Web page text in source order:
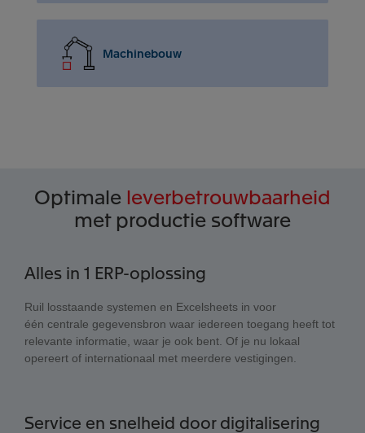
Machinebouw
Optimale leverbetrouwbaarheid
met productie software
Alles in 1 ERP-oplossing
Ruil losstaande systemen en Excelsheets in voor
één centrale gegevensbron waar iedereen toegang heeft tot
relevante informatie, waar je ook bent. Of je nu lokaal
opereert of internationaal met meerdere vestigingen.
Service en snelheid door digitalisering